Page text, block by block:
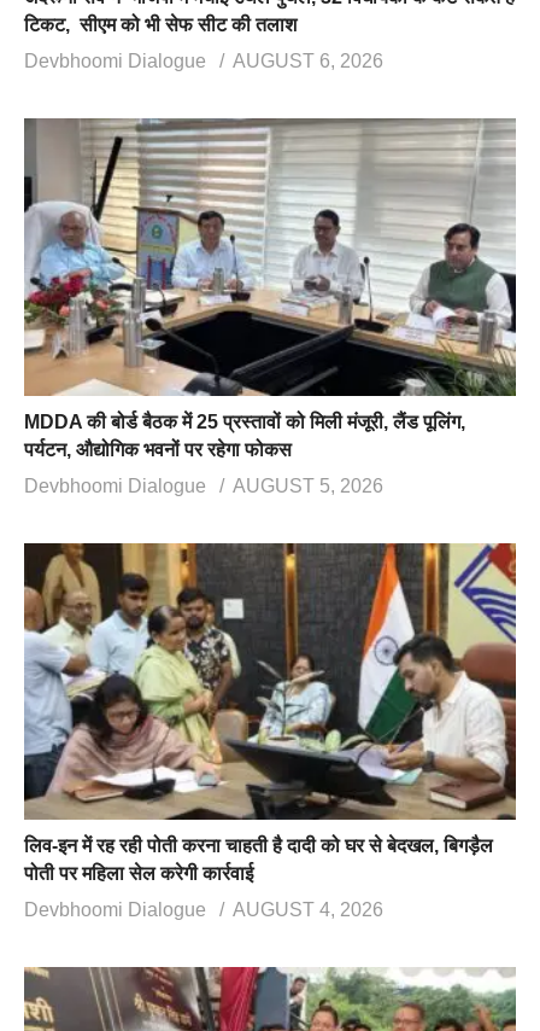
टिकट, सीएम को भी सेफ सीट की तलाश
Devbhoomi Dialogue
AUGUST 6, 2026
MDDA की बोर्ड बैठक में 25 प्रस्तावों को मिली मंजूरी, लैंड पूलिंग,
पर्यटन, औद्योगिक भवनों पर रहेगा फोकस
Devbhoomi Dialogue
AUGUST 5, 2026
लिव-इन में रह रही पोती करना चाहती है दादी को घर से बेदखल, बिगड़ैल
पोती पर महिला सेल करेगी कार्रवाई
Devbhoomi Dialogue
AUGUST 4, 2026